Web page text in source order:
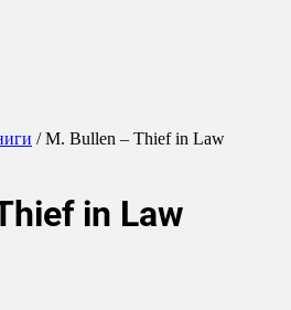
/ M. Bullen – Thief in Law
in Law